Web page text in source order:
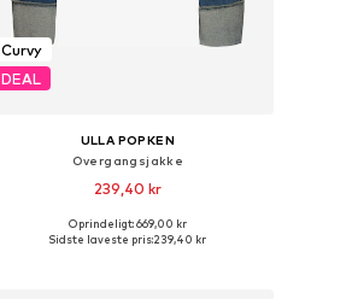
Curvy
DEAL
ULLA POPKEN
Overgangsjakke
239,40 kr
Tilgængelige størrelser: XXL-XXXL
Oprindeligt: 669,00 kr
Sidste laveste pris:239,40 kr